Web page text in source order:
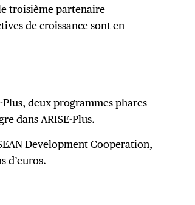
troisième partenaire
de croissance sont en
Plus, deux programmes phares
dans ARISE-Plus.
Development Cooperation,
d’euros.